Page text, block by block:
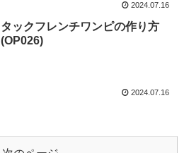
2024.07.16
タックフレンチワンピの作り方
(OP026)
2024.07.16